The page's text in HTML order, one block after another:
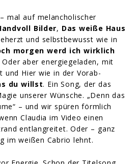
mal auf melancholischer
Bilder, Das weiße Haus
und selbstbewusst wie in
morgen werd ich wirklich
aber energiegeladen, mit
und Hier wie in der Vorab-
du willst. Ein Song, der das
unserer Wünsche. „Denn das
– und wir spüren förmlich
Claudia im Video einen
entlangreitet. Oder – ganz
im weißen Cabrio lehnt.